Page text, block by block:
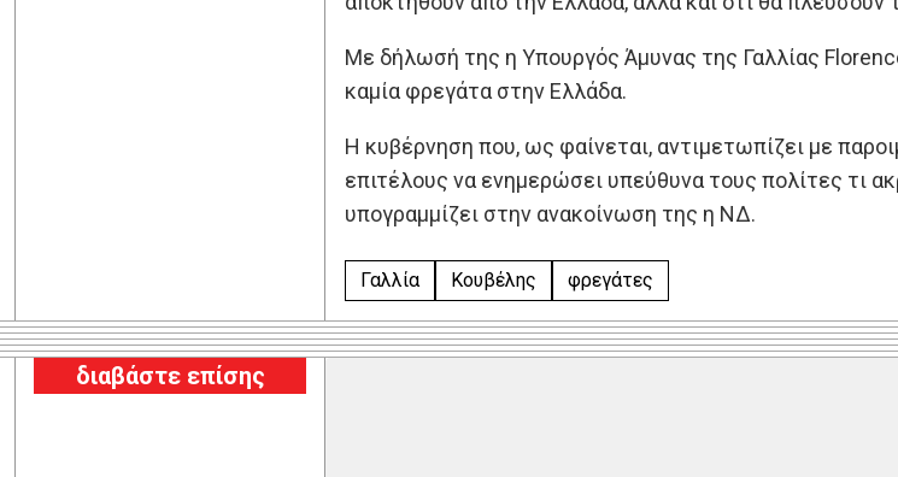
Με δήλωσή της η Υπουργός Άμυνας της Γαλλίας
καμία φρεγάτα στην Ελλάδα.
Η κυβέρνηση που, ως φαίνεται, αντιμετωπίζει με
επιτέλους να ενημερώσει υπεύθυνα τους πολίτες τι
υπογραμμίζει στην ανακοίνωση της η ΝΔ.
Γαλλία Κουβέλης φρεγάτες
διαβάστε επίσης